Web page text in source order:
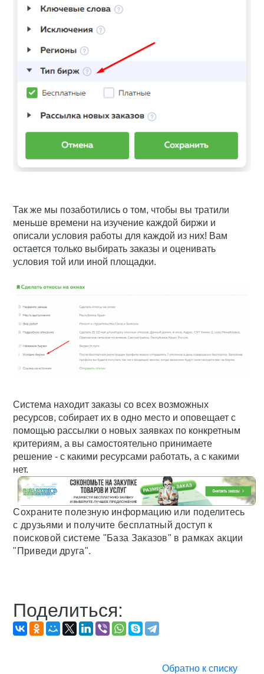
Так же мы позаботились о том, чтобы вы тратили
меньше времени на изучение каждой биржи и
описали условия работы для каждой из них! Вам
остается только выбирать заказы и оценивать
условия той или иной площадки.
Система находит заказы со всех возможных
ресурсов, собирает их в одно место и оповещает с
помощью рассылки о новых заявках по конкретным
критериям, а вы самостоятельно принимаете
решение - с какими ресурсами работать, а с какими
нет.
Сохраните полезную информацию или поделитесь
с друзьями и получите бесплатный доступ к
поисковой системе "База Заказов" в рамках акции
"Приведи друга".
Поделиться:
Обратно к списку